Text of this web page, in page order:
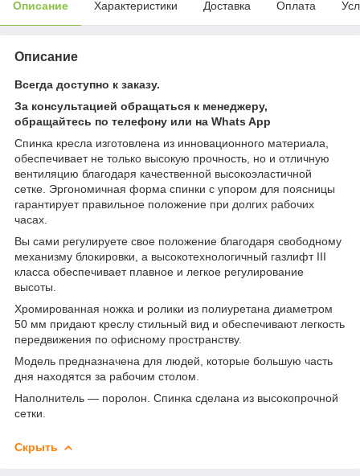
Описание Характеристики Доставка Оплата
Описание
Всегда доступно к заказу.
За консультацией обращаться к менеджеру,
обращайтесь по телефону или на Whats App
Спинка кресла изготовлена из инновационного материала,
обеспечивает не только высокую прочность, но и отличную
вентиляцию благодаря качественной высокоэластичной
сетке. Эргономичная форма спинки с упором для поясницы
гарантирует правильное положение при долгих рабочих
часах.
Вы сами регулируете свое положение благодаря свободному
механизму блокировки, а высокотехнологичный газлифт III
класса обеспечивает плавное и легкое регулирование
высоты.
Хромированная ножка и ролики из полиуретана диаметром
50 мм придают креслу стильный вид и обеспечивают легкость
передвижения по офисному пространству.
Модель предназначена для людей, которые большую часть
дня находятся за рабочим столом.
Наполнитель — поролон. Спинка сделана из высокопрочной
сетки.
Скрыть